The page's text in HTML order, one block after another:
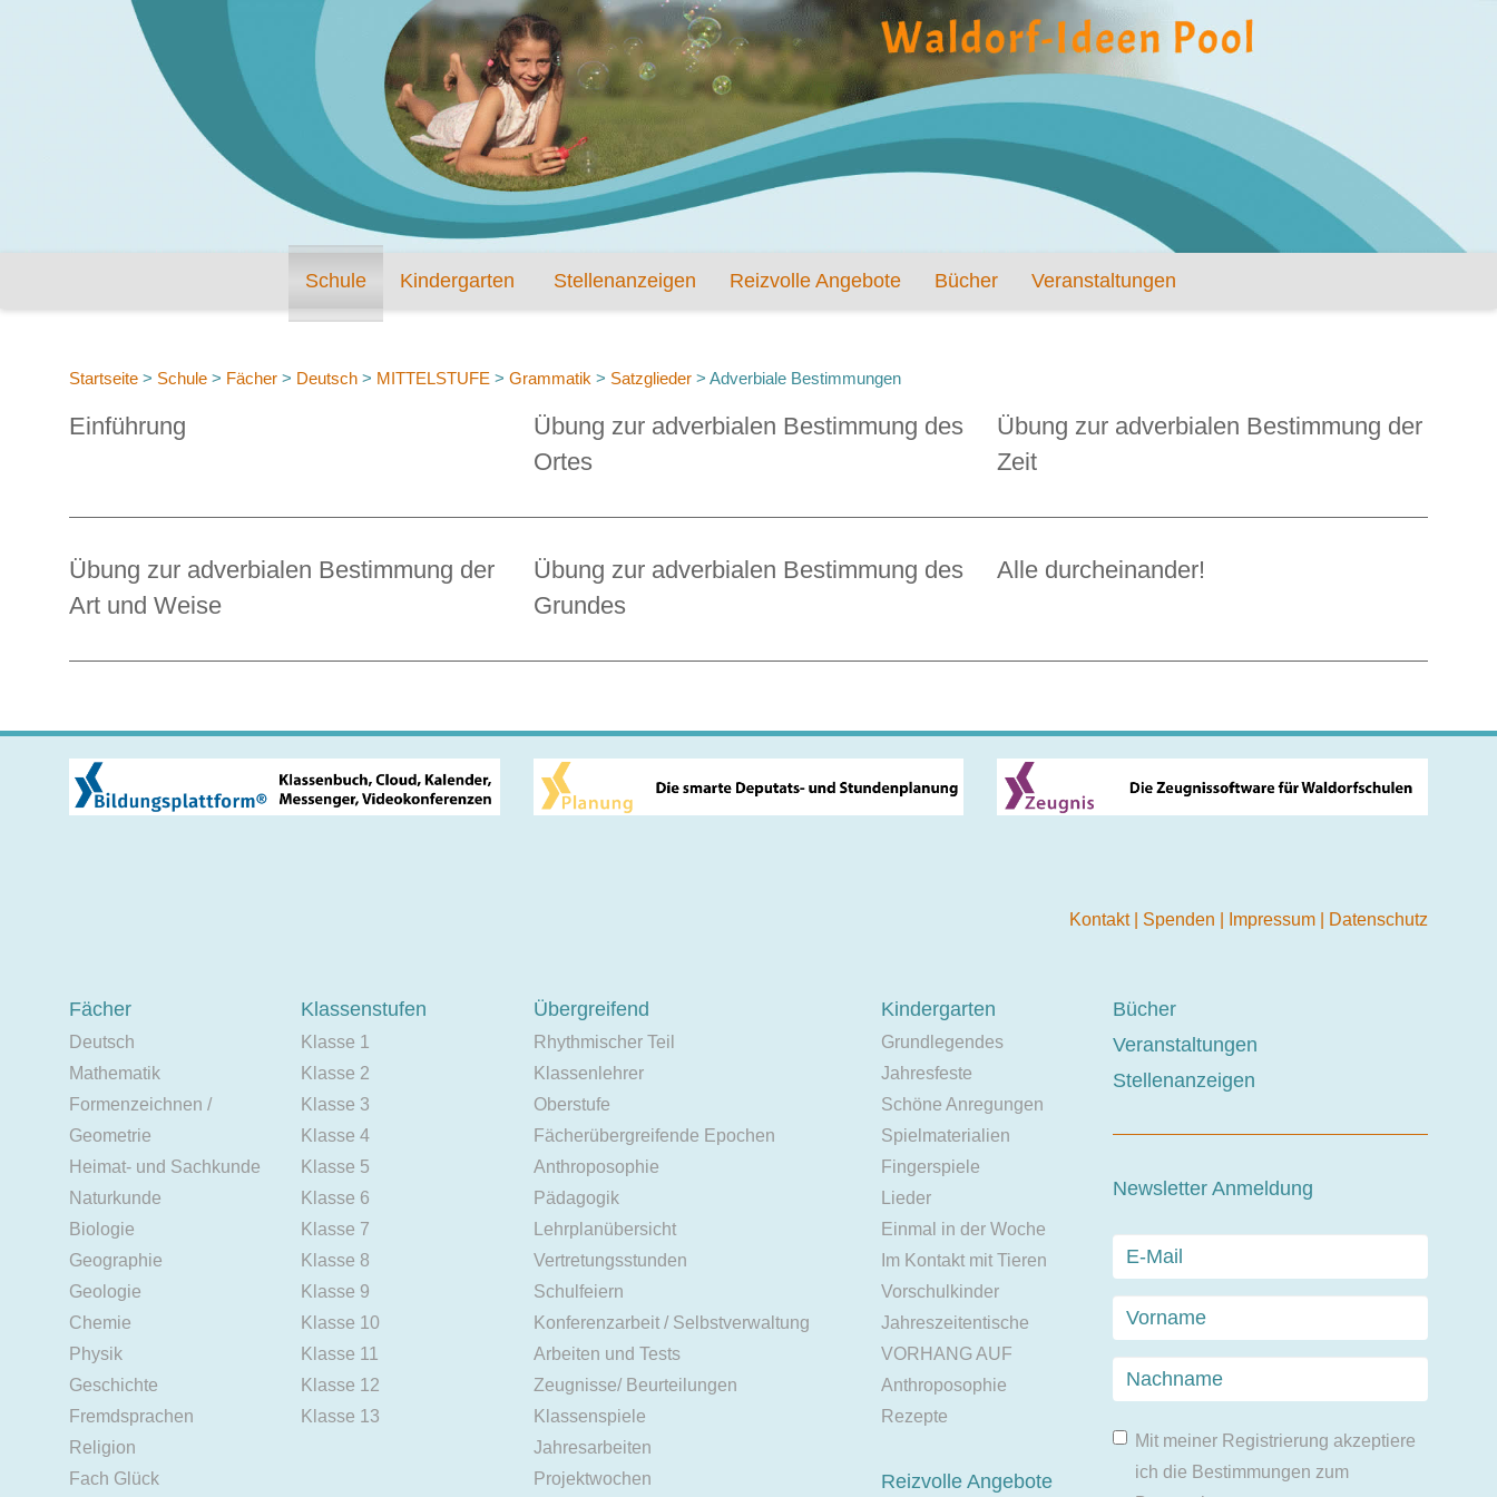
Schule Kindergarten Stellenanzeigen Reizvolle Angebote Bücher Veranstaltungen
Startseite > Schule > Fächer > Deutsch > MITTELSTUFE > Grammatik > Satzglieder > Adverbiale Bestimmungen
Einführung
Übung zur adverbialen Bestimmung des
Ortes
Übung zur adverbialen Bestimmung der
Zeit
Übung zur adverbialen Bestimmung der
Art und Weise
Übung zur adverbialen Bestimmung des
Grundes
Alle durcheinander!
Kontakt Spenden Impressum Datenschutz
Fächer
Deutsch
Mathematik
Formenzeichnen /
Geometrie
Heimat- und Sachkunde
Naturkunde
Biologie
Geographie
Geologie
Chemie
Physik
Geschichte
Fremdsprachen
Religion
Fach Glück
Klassenstufen
Klasse 1
Klasse 2
Klasse 3
Klasse 4
Klasse 5
Klasse 6
Klasse 7
Klasse 8
Klasse 9
Klasse 10
Klasse 11
Klasse 12
Klasse 13
Übergreifend
Rhythmischer Teil
Klassenlehrer
Oberstufe
Fächerübergreifende Epochen
Anthroposophie
Pädagogik
Lehrplanübersicht
Vertretungsstunden
Schulfeiern
Konferenzarbeit / Selbstverwaltung
Arbeiten und Tests
Zeugnisse/ Beurteilungen
Klassenspiele
Jahresarbeiten
Projektwochen
Kindergarten
Grundlegendes
Jahresfeste
Schöne Anregungen
Spielmaterialien
Fingerspiele
Lieder
Einmal in der Woche
Im Kontakt mit Tieren
Vorschulkinder
Jahreszeitentische
VORHANG AUF
Anthroposophie
Rezepte
Reizvolle Angebote
Bücher
Veranstaltungen
Stellenanzeigen
Newsletter Anmeldung
Mit meiner Registrierung akzeptiere
ich die Bestimmungen zum